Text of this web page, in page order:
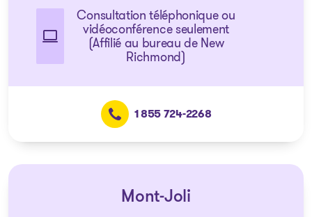
Consultation téléphonique ou
vidéoconférence seulement
(Affilié au bureau de New
Richmond)
1 855 724-2268
Mont-Joli